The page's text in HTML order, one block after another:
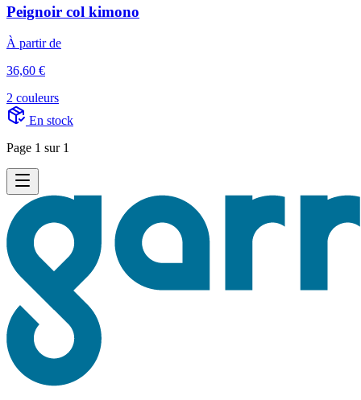
Peignoir col kimono
À partir de
36,60 €
2 couleurs
En stock
Page 1 sur 1